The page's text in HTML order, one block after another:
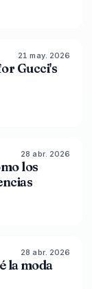
LIVE BRIEF
21 may. 2026
Gucci's
88% 72
28 abr. 2026
los
87% 47
28 abr. 2026
la moda